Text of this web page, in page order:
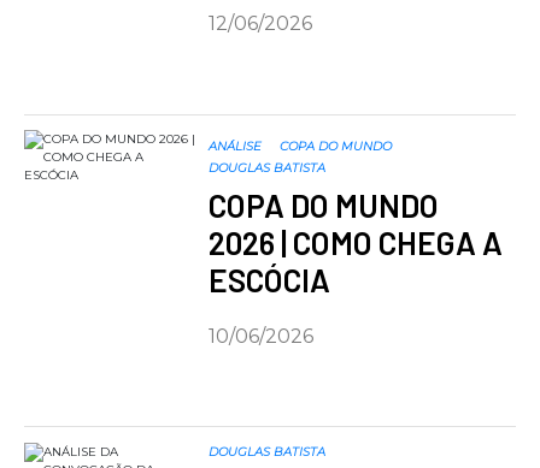
12/06/2026
ANÁLISE
COPA DO MUNDO
DOUGLAS BATISTA
COPA DO MUNDO
2026 | COMO CHEGA A
ESCÓCIA
10/06/2026
DOUGLAS BATISTA